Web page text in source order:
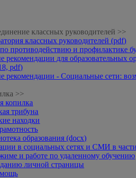
классных руководителей >>
классных руководителей (pdf)
противодействию и профилактике
рекомендации для образовательных
pdf)
рекомендации - Социальные сети:
>>
копилка
трибуна
находки
образования (docx)
в социальных сетях и СМИ в части
и работе по удаленному обучению
личной страницы